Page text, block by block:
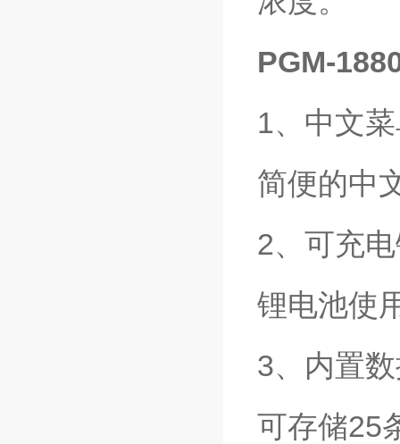
PGM-
1、中文
简便的中
2、可充
锂电池使
3、内置
可存储25